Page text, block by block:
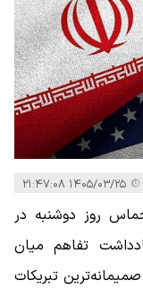
روز دوشنبه در
تفاهم میان
تبریکات